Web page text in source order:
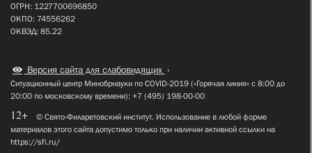
ОГРН: 1227700696850
ОКПО: 74556262
ОКВЭД: 85.22
Версия сайта для слабовидящих
Ситуационный центр Минобрнауки по COVID-2019 («Горячая линия» с 8:00 до
20:00 по московскому времени): +7 (495) 198-00-00
12+
© Свято-Филаретовский институт. Использование в любой форме
материалов этого сайта допустимо только при наличии активной ссылки на
https://sfi.ru/